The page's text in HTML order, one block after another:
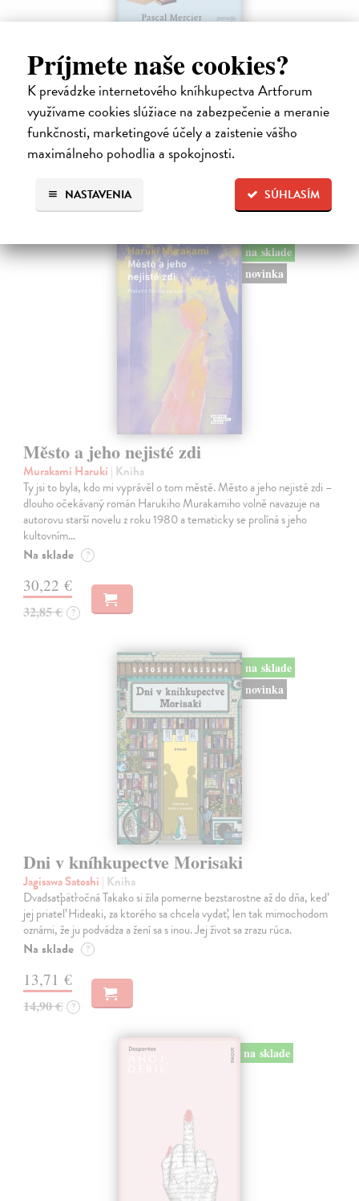
Príjmete naše cookies?
K prevádzke internetového kníhkupectva Artforum
využívame cookies slúžiace na zabezpečenie a meranie
funkčnosti, marketingové účely a zaistenie vášho
maximálneho pohodlia a spokojnosti.
SÚHLASÍM
NASTAVENIA
Rieka času
Mercier Pascal| Kniha
Pascal Mercier bol vždy majstrom filozofického rozprávania. Romány
Nočný vlak do Lisabonu či Váha slov podnietili milióny čitateľov k
zamysleniu sa nad veľkými témami, ako sú identita, sloboda, čas či…
Na sklade ?
12,95 € ?
na sklade
novinka
Město a jeho nejisté zdi
Murakami Haruki | Kniha
Ty jsi to byla, kdo mi vyprávěl o tom městě. Město a jeho nejisté zdi –
dlouho očekávaný román Harukiho Murakamiho volně navazuje na
autorovu starší novelu z roku 1980 a tematicky se prolíná s jeho
kultovním…
Na sklade ?
30,22 €
32,85 € ?
na sklade
novinka
Dni v kníhkupectve Morisaki
Jagisawa Satoshi | Kniha
Dvadsaťpäťročná Takako si žila pomerne bezstarostne až do dňa, keď
jej priateľ Hideaki, za ktorého sa chcela vydať, len tak mimochodom
oznámi, že ju podvádza a žení sa s inou. Jej život sa zrazu rúca.
Na sklade ?
13,71 €
14,90 € ?
na sklade